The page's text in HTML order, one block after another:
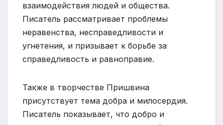
взаимодействия людей и общества.
Писатель рассматривает проблемы
неравенства, несправедливости и
угнетения, и призывает к борьбе за
справедливость и равноправие.
Также в творчестве Пришвина
присутствует тема добра и милосердия.
Писатель показывает, что добро и